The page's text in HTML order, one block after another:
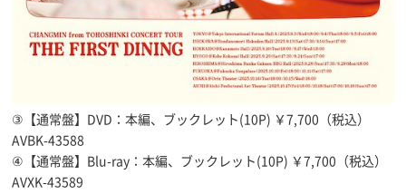
③【通常盤】DVD：本編、ブックレット(10P) ￥7,700（税込）
AVBK-43588
④【通常盤】Blu-ray：本編、ブックレット(10P) ￥7,700（税込）
AVXK-43589